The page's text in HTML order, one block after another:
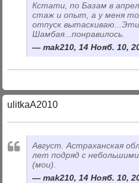
Кстати, по Базам в
стаж и опыт, а у меня
отпуск
Шамбая...понравилось.
mak210, 14 Нояб. 10,
ulitkaA2010
Август. Астраханская
лет подряд с
(мои).
mak210, 14 Нояб. 10,